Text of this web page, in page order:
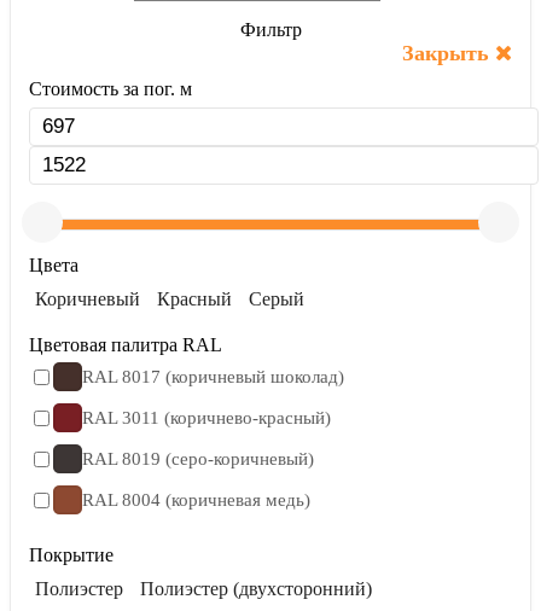
Фильтр
Закрыть
Стоимость за пог. м
Цвета
Коричневый
Красный Серый
Цветовая палитра RAL
RAL 8017 (коричневый шоколад)
RAL 3011 (коричнево-красный)
RAL 8019 (серо-коричневый)
RAL 8004 (коричневая медь)
Покрытие
Полиэстер
Полиэстер (двухсторонний)